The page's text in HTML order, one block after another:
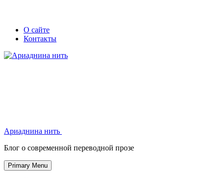
Skip
Secondary
left
navigation
Secondary
right
navigation
О сайте
Контакты
Ариаднина нить
Блог о современной переводной прозе
Primary Menu